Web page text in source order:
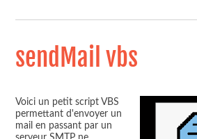
sendMail vbs
Voici un petit script VBS
permettant d'envoyer un
mail en passant par un